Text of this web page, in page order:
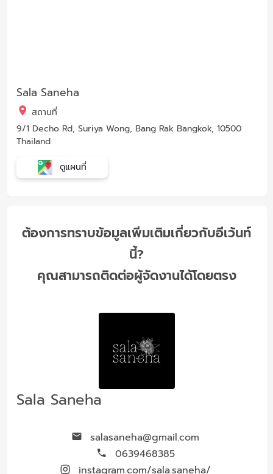
Sala Saneha
สถานที่
9/1 Decho Rd, Suriya Wong, Bang Rak Bangkok, 10500
Thailand
ดูแผนที่
ต้องการทราบข้อมูลเพิ่มเติมเกี่ยวกับอีเว้นท์
นี้?
คุณสามารถติดต่อผู้จัดงานได้โดยตรง
Sala Saneha
salasaneha@gmail.com
0639468385
instagram.com/sala.saneha/